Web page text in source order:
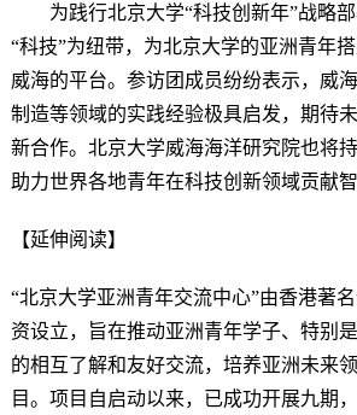
为践行北京大学“科技创新年”战略部
“科技”为纽带，为北京大学的亚洲青年
威海的平台。参访团成员纷纷表示，威
制造等领域的实践经验极具启发，期待
新合作。北京大学威海海洋研究院也将
助力世界各地青年在科技创新领域贡献智
【延伸阅读】
“北京大学亚洲青年交流中心”由香港著
资设立，旨在推动亚洲青年学子、特别
的相互了解和友好交流，培养亚洲未来
目。项目自启动以来，已成功开展九期